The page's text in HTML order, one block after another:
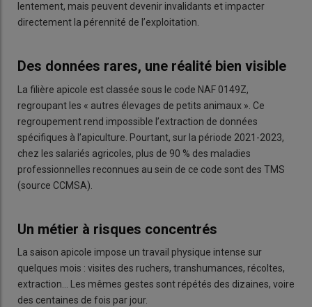
lentement, mais peuvent devenir invalidants et impacter
directement la pérennité de l’exploitation.
Des données rares, une réalité bien visible
La filière apicole est classée sous le code NAF 0149Z,
regroupant les « autres élevages de petits animaux ». Ce
regroupement rend impossible l’extraction de données
spécifiques à l’apiculture. Pourtant, sur la période 2021-2023,
chez les salariés agricoles, plus de 90 % des maladies
professionnelles reconnues au sein de ce code sont des TMS
(source CCMSA).
Un métier à risques concentrés
La saison apicole impose un travail physique intense sur
quelques mois : visites des ruchers, transhumances, récoltes,
extraction… Les mêmes gestes sont répétés des dizaines, voire
des centaines de fois par jour.